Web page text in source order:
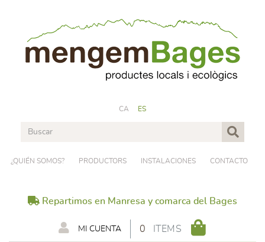
CA ES
¿QUIÉN SOMOS? PRODUCTORS INSTALACIONES CONTACTO
Repartimos en Manresa y comarca del Bages
0 ITEMS
MI CUENTA